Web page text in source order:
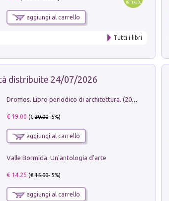
aggiungi al carrello
Tutti i libri
distribuite 24/07/2026
Dromos. Libro periodico di architettura. (2026). Vol. 15: Post-model
€ 19.00 (€20.00- 5%)
aggiungi al carrello
Valle Bormida. Un'antologia d'arte
€ 14.25 (€15.00- 5%)
aggiungi al carrello